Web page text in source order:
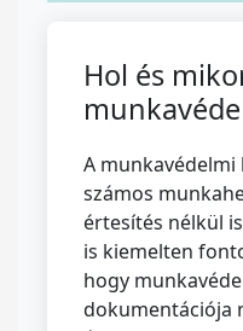
Hol és
A
számos
értesítés nélkül
is kiemelten
hogy
dokumentációja